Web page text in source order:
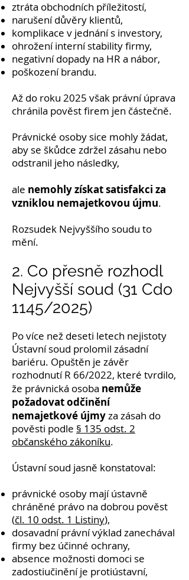
ztráta obchodních příležitostí,
narušení důvěry klientů,
komplikace v jednání s investory,
ohrožení interní stability firmy,
negativní dopady na HR a nábor,
poškození brandu.
Až do roku 2025 však právní úprava
chránila pověst firem jen částečně.
Právnické osoby sice mohly žádat,
aby se škůdce zdržel zásahu nebo
odstranil jeho následky,
ale nemohly získat satisfakci za
vzniklou nemajetkovou újmu.
Rozsudek Nejvyššího soudu to
mění.
2. Co přesně rozhodl
Nejvyšší soud (31 Cdo
1145/2025)
Po více než deseti letech nejistoty
Ústavní soud prolomil zásadní
bariéru. Opuštěn je závěr
rozhodnutí R 66/2022, které tvrdilo,
že právnická osoba nemůže
požadovat odčinění
nemajetkové újmyza zásah do
pověsti podle § 135 odst. 2
občanského zákoníku.
Ústavní soud jasně konstatoval:
právnické osoby mají ústavně
chráněné právo na dobrou pověst
(čl. 10 odst. 1 Listiny),
dosavadní právní výklad zanechával
firmy bez účinné ochrany,
absence možnosti domoci se
zadostiučinění je protiústavní,